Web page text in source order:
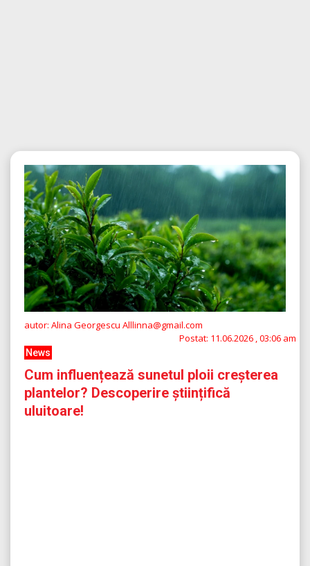
autor: Alina Georgescu Alllinna@gmail.com
Postat: 11.06.2026 , 03:06 am
News
Cum influențează sunetul ploii creșterea
plantelor? Descoperire științifică
uluitoare!